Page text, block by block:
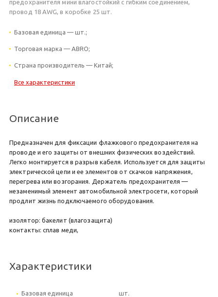
предохранителя мини влагостойкий с гибким соединением,
провод 18 AWG, в коробке 25 шт.
Базовая единица — шт.;
Торговая марка — ABRO;
Страна производитель — Китай;
Все характеристики
Описание
Предназначен для фиксации флажкового предохранителя на
проводе и его защиты от внешних физических воздействий.
Легко монтируется в разрыв кабеля. Используется для защиты
электрической цепи и ее элементов от скачков напряжения,
перегрева или возгорания. Держатель предохранителя —
незаменимый элемент автомобильной электросети, который
продлит жизнь подключаемого оборудования.
изолятор: бакелит (влагозащита)
контакты: сплав меди,
Характеристики
Базовая единица шт.